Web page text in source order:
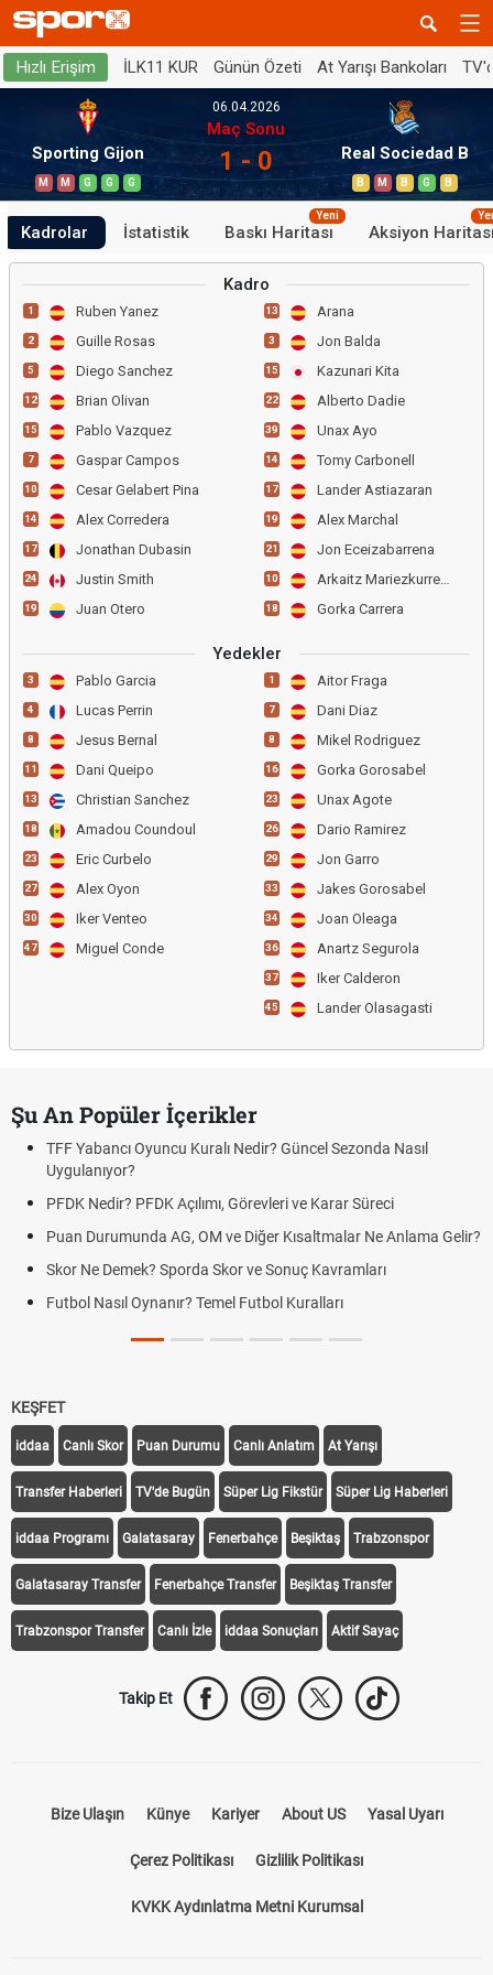
Hızlı Erişim İLK11 KUR Günün Özeti At Yarışı Bankoları
Sporting Gijon
M M G G G
06.04.2026
Maç Sonu
1 - 0 Real Sociedad B
B M B G B
Kadrolar İstatistik Baskı Haritası
Yeni
Aksiyon
Kadro
1 Ruben Yanez
2 Guille Rosas
5 Diego Sanchez
12 Brian Olivan
15 Pablo Vazquez
7 Gaspar Campos
10 Cesar Gelabert Pina
14 Alex Corredera
17 Jonathan Dubasin
24 Justin Smith
19 Juan Otero
13 Arana
3 Jon Balda
15 Kazunari Kita
22 Alberto Dadie
39 Unax Ayo
14 Tomy Carbonell
17 Lander Astiazaran
19 Alex Marchal
21 Jon Eceizabarrena
10 Arkaitz Mariezkurrena
18 Gorka Carrera
Yedekler
3 Pablo Garcia
4 Lucas Perrin
8 Jesus Bernal
11 Dani Queipo
13 Christian Sanchez
18 Amadou Coundoul
23 Eric Curbelo
27 Alex Oyon
30 Iker Venteo
47 Miguel Conde
1 Aitor Fraga
7 Dani Diaz
8 Mikel Rodriguez
16 Gorka Gorosabel
23 Unax Agote
26 Dario Ramirez
29 Jon Garro
33 Jakes Gorosabel
34 Joan Oleaga
36 Anartz Segurola
37 Iker Calderon
45 Lander Olasagasti
Şu An Popüler İçerikler
TFF Yabancı Oyuncu Kuralı Nedir? Güncel Sezonda Nasıl
Uygulanıyor?
PFDK Nedir? PFDK Açılımı, Görevleri ve Karar Süreci
Puan Durumunda AG, OM ve Diğer Kısaltmalar Ne Anlama Gelir?
Skor Ne Demek? Sporda Skor ve Sonuç Kavramları
Futbol Nasıl Oynanır? Temel Futbol Kuralları
KEŞFET
iddaa Canlı Skor Puan Durumu Canlı Anlatım At Yarışı
Transfer Haberleri TV'de Bugün Süper Lig Fikstür Süper Lig Haberleri
iddaa Programı Galatasaray Fenerbahçe Beşiktaş Trabzonspor
Galatasaray Transfer Fenerbahçe Transfer Beşiktaş Transfer
Trabzonspor Transfer Canlı İzle iddaa Sonuçları Aktif Sayaç
Takip Et
Bize Ulaşın Künye Kariyer About US Yasal Uyarı
Çerez Politikası Gizlilik Politikası
KVKK Aydınlatma Metni Kurumsal